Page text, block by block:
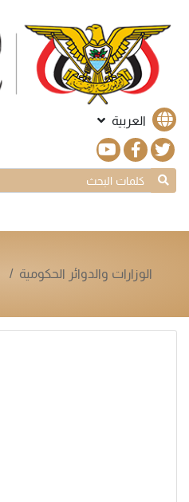
العربية
الوزارات والدوائر الحكومية